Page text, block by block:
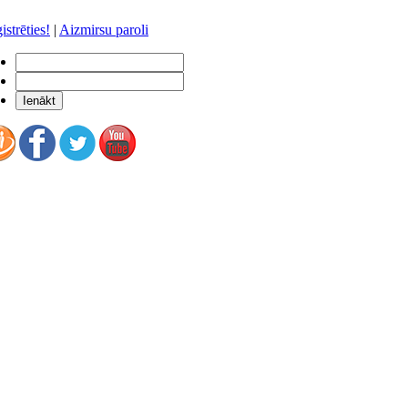
| Aizmirsu paroli